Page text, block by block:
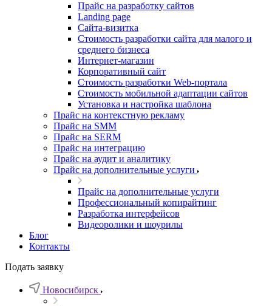
Прайс на разработку сайтов
Landing page
Cайта-визитка
Стоимость разработки сайта для малого и
среднего бизнеса
Интернет-магазин
Корпоративный сайт
Стоимость разработки Web-портала
Стоимость мобильной адаптации сайтов
Установка и настройка шаблона
Прайс на контекстную рекламу
Прайс на SMM
Прайс на SERM
Прайс на интеграцию
Прайс на аудит и аналитику
Прайс на дополнительные услуги
Прайс на дополнительные услуги
Профессиональный копирайтинг
Разработка интерфейсов
Видеоролики и шоурилы
Блог
Контакты
Подать заявку
Новосибирск